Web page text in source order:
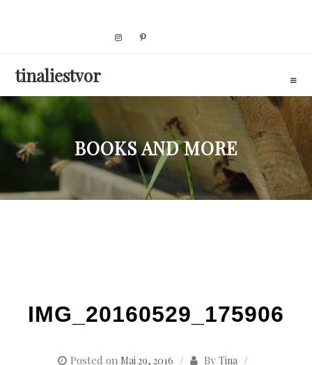
tinaliestvor
BOOKS AND MORE
IMG_20160529_175906
Posted on Mai 29, 2016 By Tina